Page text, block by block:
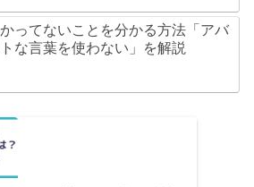
ってないことを分かる方法「アバ
な言葉を使わない」を解説